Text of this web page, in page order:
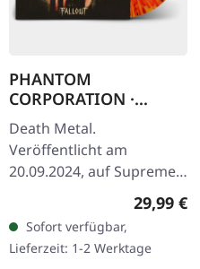
PHANTOM
CORPORATION ·
Fallout | FIRE
SPLATTER LP
Death Metal.
Veröffentlicht am
20.09.2024, auf Supreme
Chaos Records. SCR-
exklusives 'Fire Splatter'
Vinyl mit Insert, limitiert
auf 150…
29,99 €
Sofort verfügbar,
Lieferzeit: 1-2 Werktage